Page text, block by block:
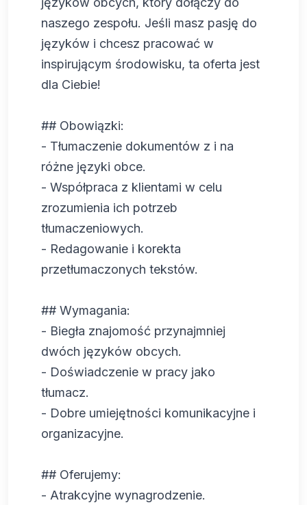
naszego zespołu. Jeśli masz pasję do
języków i chcesz pracować w
inspirującym środowisku, ta oferta jest
dla Ciebie!
## Obowiązki:
- Tłumaczenie dokumentów z i na
różne języki obce.
- Współpraca z klientami w celu
zrozumienia ich potrzeb
tłumaczeniowych.
- Redagowanie i korekta
przetłumaczonych tekstów.
## Wymagania:
- Biegła znajomość przynajmniej
dwóch języków obcych.
- Doświadczenie w pracy jako
tłumacz.
- Dobre umiejętności komunikacyjne i
organizacyjne.
## Oferujemy:
- Atrakcyjne wynagrodzenie.